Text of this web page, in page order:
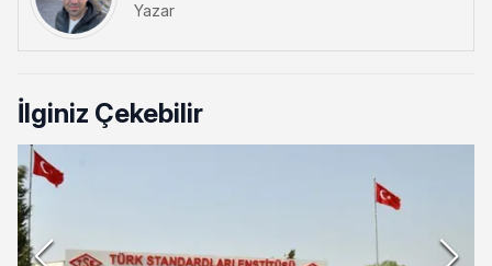
Yazar
İlginiz Çekebilir